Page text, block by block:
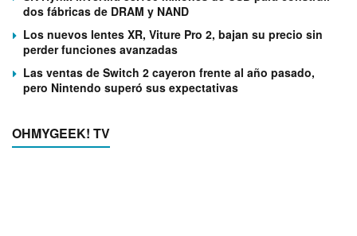
dos fábricas de DRAM y NAND
Los nuevos lentes XR, Viture Pro 2, bajan su precio sin
perder funciones avanzadas
Las ventas de Switch 2 cayeron frente al año pasado,
pero Nintendo superó sus expectativas
OHMYGEEK! TV